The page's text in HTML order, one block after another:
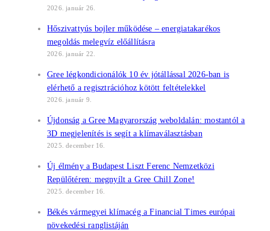
2026. január 26.
Hőszivattyús bojler működése – energiatakarékos
megoldás melegvíz előállításra
2026. január 22.
Gree légkondicionálók 10 év jótállással 2026-ban is
elérhető a regisztrációhoz kötött feltételekkel
2026. január 9.
Újdonság a Gree Magyarország weboldalán: mostantól a
3D megjelenítés is segít a klímaválasztásban
2025. december 16.
Új élmény a Budapest Liszt Ferenc Nemzetközi
Repülőtéren: megnyílt a Gree Chill Zone!
2025. december 16.
Békés vármegyei klímacég a Financial Times európai
növekedési ranglistáján